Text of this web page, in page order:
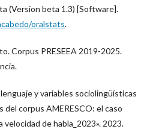
(Version beta 1.3) [Software].
oralstats.
Corpus PRESEEA 2019-2025.
y variables sociolingüísticas
del corpus AMERESCO: el caso
de habla_2023». 2023.